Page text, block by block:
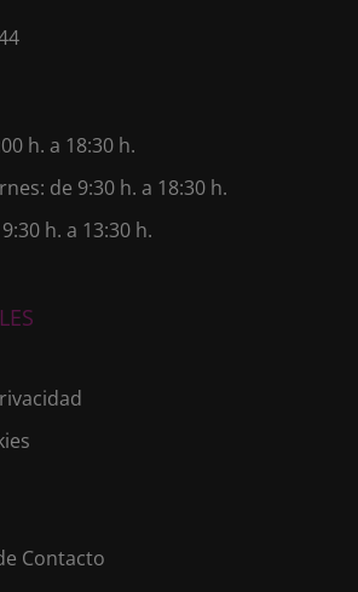
h. a 18:30 h.
de 9:30 h. a 18:30 h.
h. a 13:30 h.
Contacto